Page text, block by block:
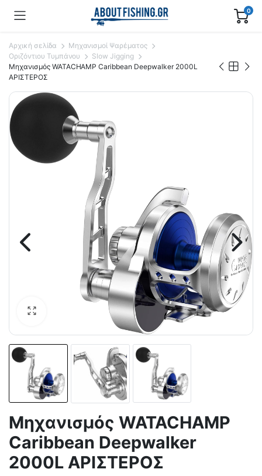
0
Αρχική σελίδα
Μηχανισμοί Ψαρέματος
Οριζόντιου Τυμπάνου
Slow Jigging
Mηχανισμός WATACHAMP Caribbean Deepwalker 2000L
ΑΡΙΣΤΕΡΟΣ
Mηχανισμός WATACHAMP
Caribbean Deepwalker
2000L ΑΡΙΣΤΕΡΟΣ